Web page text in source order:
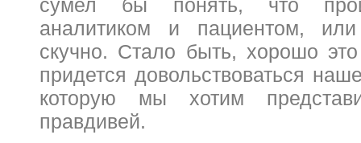
аналитиком и пациентом,
скучно. Стало быть, хорошо
придется довольствоваться
которую мы хотим
правдивей.